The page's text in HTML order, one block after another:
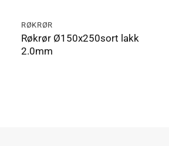
RØKRØR
Røkrør Ø150x250sort lakk
2.0mm